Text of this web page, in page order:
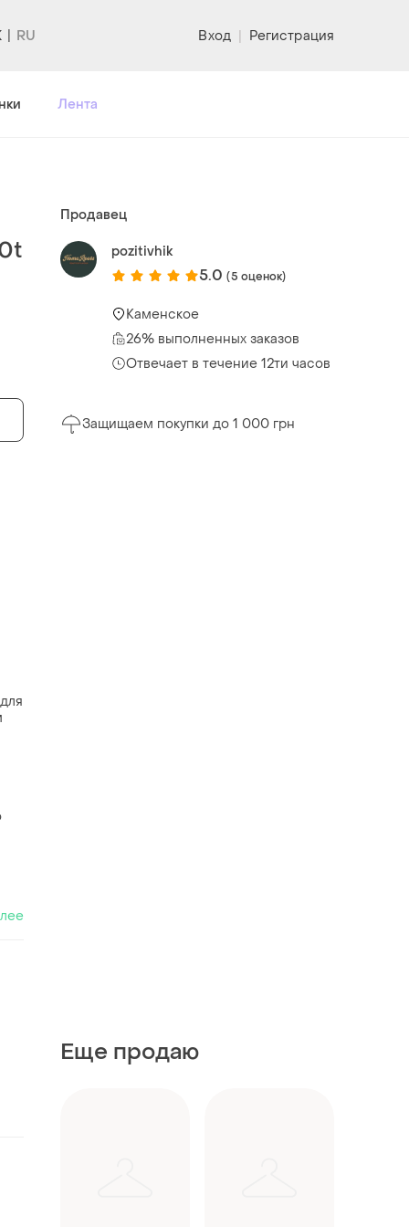
Вход | Регистрация
Лента
Продавец
pozitivhik
5.0 (5 оценок)
Каменское
26% выполненных заказов
Отвечает в течение 12ти часов
Защищаем покупки до 1 000 грн
Еще продаю